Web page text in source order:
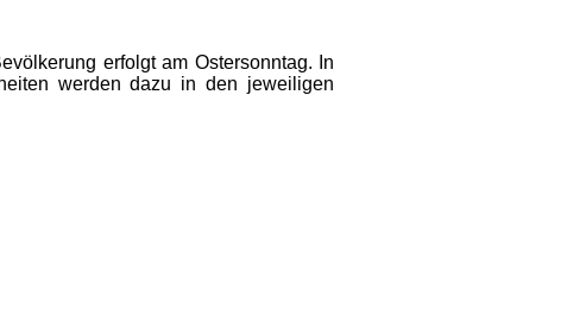
erfolgt am Ostersonntag. In
werden dazu in den jeweiligen